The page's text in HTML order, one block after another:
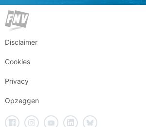
Disclaimer
Cookies
Privacy
Opzeggen